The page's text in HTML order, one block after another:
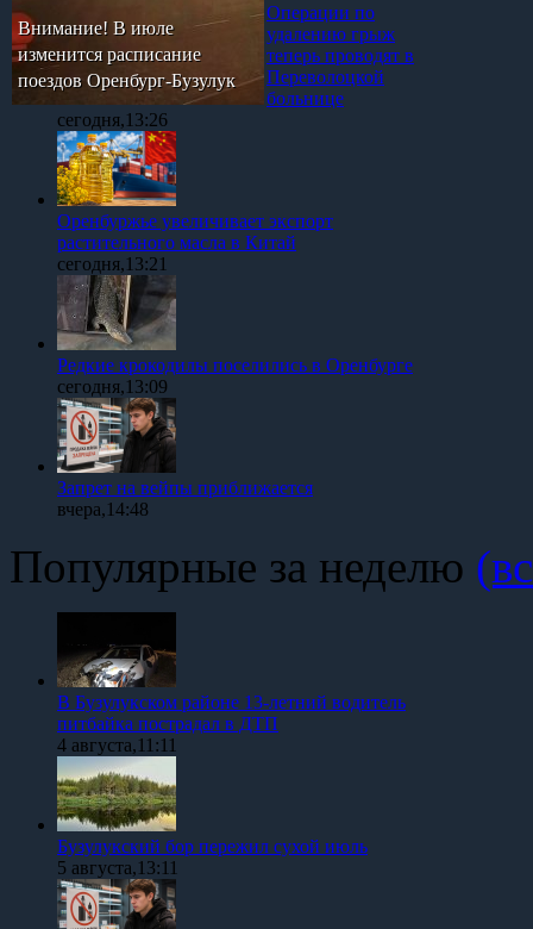
Внимание! В июле
изменится расписание
поездов Оренбург-Бузулук
Операции по
удалению грыж
теперь проводят в
Переволоцкой
больнице
сегодня,13:26
Оренбуржье увеличивает экспорт
растительного масла в Китай
сегодня,13:21
Редкие крокодилы поселились в Оренбурге
сегодня,13:09
Запрет на вейпы приближается
вчера,14:48
Популярные за неделю
В Бузулукском районе 13-летний водитель
питбайка пострадал в ДТП
4 августа,11:11
Бузулукский бор пережил сухой июль
5 августа,13:11